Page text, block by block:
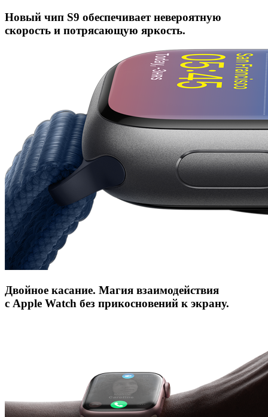
Новый чип S9 обеспечивает невероятную
скорость и потрясающую яркость.
Двойное касание. Магия взаимодействия
с Apple Watch без прикосновений к экрану.